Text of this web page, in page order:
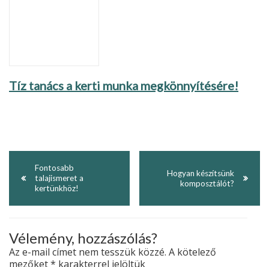
Tíz tanács a kerti munka megkönnyítésére!
Fontosabb
talajismeret a
kertünkhöz!
Hogyan készítsünk
komposztálót?
Vélemény, hozzászólás?
Az e-mail címet nem tesszük közzé. A kötelező
mezőket* karakterrel jelöltük